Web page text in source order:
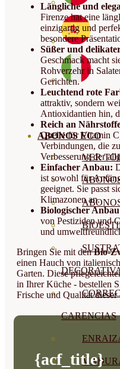
ABONOS ECO
VER
CARENCIAS
Längliche und
Firenze hat eine
einzigartig und
besondere
Süßer und
Geschmack macht
Rohverzehr in
Gerichten.
Leuchtend rote
attraktiv, sondern
Antioxidantien hin,
Reich an
Quelle für Vitamin
Verbindungen, die
Verbesserung der
Einfacher Anbau:
ist sowohl für
geeignet. Sie passt
Klimazonen an.
Biologischer
von Pestiziden und
und
Bringen Sie mit denBio-
einen Hauch von
Garten. Diese
in Ihrer Küche - bestellen
Frische und Qualität
{acf_title}